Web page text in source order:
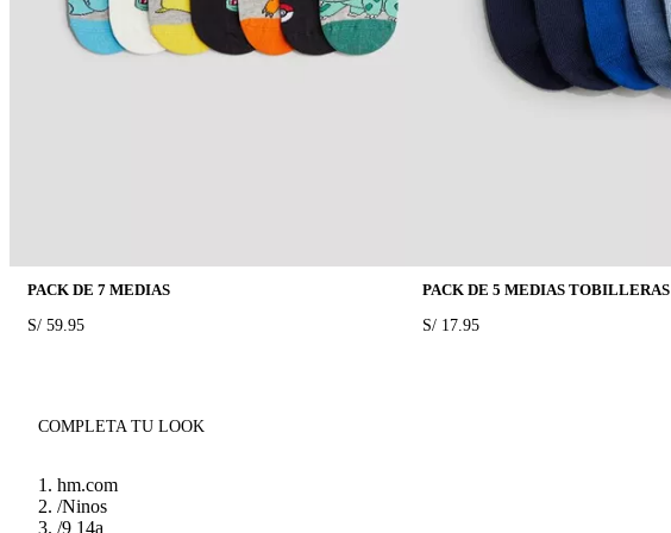
PACK DE 7 MEDIAS
PRICE:
S/ 59.95
PACK DE 5 MEDIAS TOBILLERAS
PRICE:
S/ 17.95
COMPLETA TU LOOK
hm.com
/Ninos
/9 14a